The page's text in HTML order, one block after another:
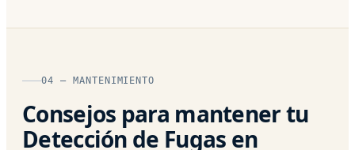
04 — MANTENIMIENTO
Consejos para mantener tu
Detección de Fugas en